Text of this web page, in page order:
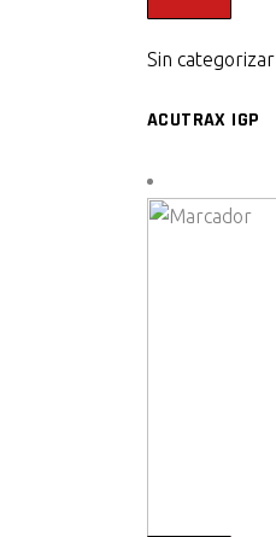
Sin categorizar
ACUTRAX IGP